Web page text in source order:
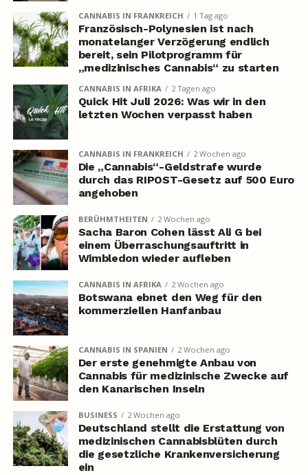
CANNABIS IN FRANKREICH 1 Tag ago
Französisch-Polynesien ist nach
monatelanger Verzögerung endlich
bereit, sein Pilotprogramm für
„medizinisches Cannabis“ zu starten
CANNABIS IN AFRIKA 2 Tagen ago
Quick Hit Juli 2026: Was wir in den
letzten Wochen verpasst haben
CANNABIS IN FRANKREICH 2 Wochen ago
Die „Cannabis“-Geldstrafe wurde
durch das RIPOST-Gesetz auf 500 Euro
angehoben
BERÜHMTHEITEN 2 Wochen ago
Sacha Baron Cohen lässt Ali G bei
einem Überraschungsauftritt in
Wimbledon wieder aufleben
CANNABIS IN AFRIKA 2 Wochen ago
Botswana ebnet den Weg für den
kommerziellen Hanfanbau
CANNABIS IN SPANIEN 2 Wochen ago
Der erste genehmigte Anbau von
Cannabis für medizinische Zwecke auf
den Kanarischen Inseln
BUSINESS 2 Wochen ago
Deutschland stellt die Erstattung von
medizinischen Cannabisblüten durch
die gesetzliche Krankenversicherung
ein